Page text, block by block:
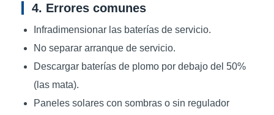
4. Errores comunes
Infradimensionar las baterías de servicio.
No separar arranque de servicio.
Descargar baterías de plomo por debajo del 50%
(las mata).
Paneles solares con sombras o sin regulador